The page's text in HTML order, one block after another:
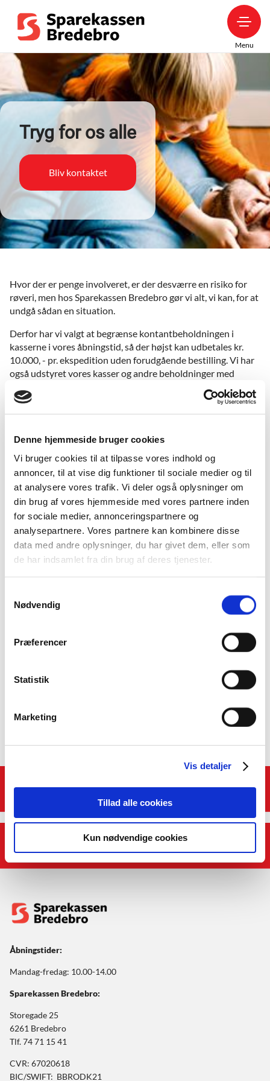
Denne hjemmeside bruger cookies
Vi bruger cookies til at tilpasse vores indhold og
annoncer, til at vise dig funktioner til sociale medier og til
at analysere vores trafik. Vi deler også oplysninger om
din brug af vores hjemmeside med vores partnere inden
for sociale medier, annonceringspartnere og
analysepartnere. Vores partnere kan kombinere disse
data med andre oplysninger, du har givet dem, eller som
de har indsamlet fra din brug af deres tjenester.
Nødvendig
Præferencer
Statistik
Marketing
Vis detaljer
Tillad alle cookies
Kun nødvendige cookies
Menu
Tryg for os alle
Bliv kontaktet
Hvor der er penge involveret, er der desværre en risiko for
røveri, men hos Sparekassen Bredebro gør vi alt, vi kan, for at
undgå sådan en situation.
Derfor har vi valgt at begrænse kontantbeholdningen i
kasserne i vores åbningstid, så der højst kan udbetales kr.
10.000, - pr. ekspedition uden forudgående bestilling. Vi har
også udstyret vores kasser og andre beholdninger med
tidslåse, så de kun kan åbnes med en vis forsinkelse.
Betal med Dankort i forretningerne – og få evt. lidt
ekstra udbetalt
Hæv i automaten, hvis du har brug for flere kontanter
Hæv så få kontanter som muligt – hæv hellere små
beløb flere gange frem for et stort beløb
Gå ikke med mange kontanter i pungen/tasken
Brug Kuvertservice
Brug Betalingsservice til at betale dine faste regninger
Åbningstider:
Mandag-fredag: 10.00-14.00
Sparekassen Bredebro:
Storegade 25
6261 Bredebro
Tlf. 74 71 15 41
CVR: 67020618
BIC/SWIFT: BBRODK21